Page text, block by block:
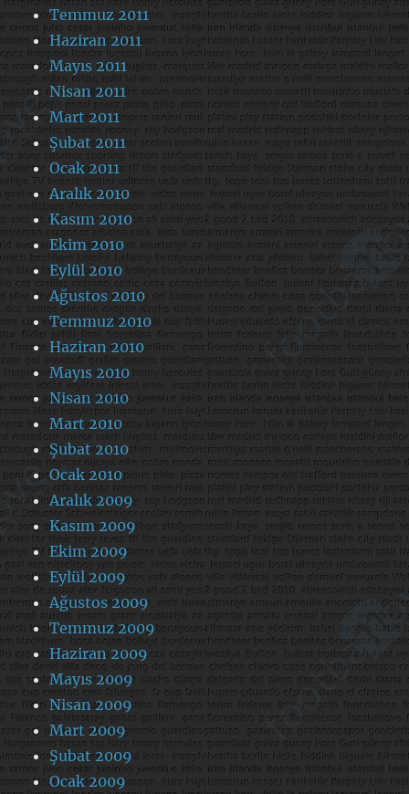
Temmuz 2011
Haziran 2011
Mayıs 2011
Nisan 2011
Mart 2011
Şubat 2011
Ocak 2011
Aralık 2010
Kasım 2010
Ekim 2010
Eylül 2010
Ağustos 2010
Temmuz 2010
Haziran 2010
Mayıs 2010
Nisan 2010
Mart 2010
Şubat 2010
Ocak 2010
Aralık 2009
Kasım 2009
Ekim 2009
Eylül 2009
Ağustos 2009
Temmuz 2009
Haziran 2009
Mayıs 2009
Nisan 2009
Mart 2009
Şubat 2009
Ocak 2009